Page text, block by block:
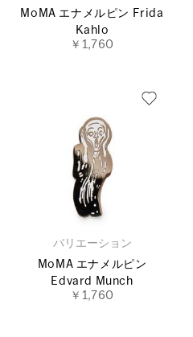
MoMA エナメルピン Frida
Kahlo
￥1,760
バリエーション
MoMA エナメルピン
Edvard Munch
￥1,760